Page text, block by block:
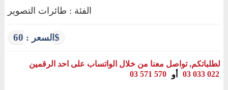
الفئة : طائرات التصوير
السعر :60$
لطلباتكم, تواصل معنا من خلال الواتساب على احد الرقمين
03 571 570
أو 03 033 022